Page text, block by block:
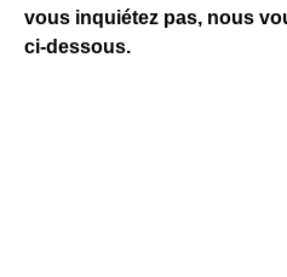
vous inquiétez pas, nous
ci-dessous.